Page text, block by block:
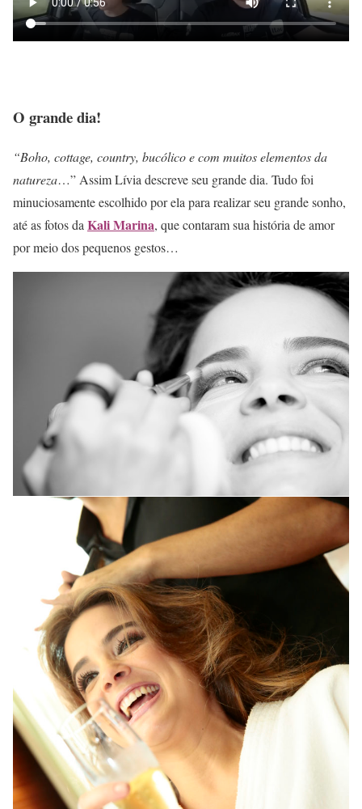
O grande dia!
“Boho, cottage, country, bucólico e com muitos elementos da
natureza…” Assim Lívia descreve seu grande dia. Tudo foi
minuciosamente escolhido por ela para realizar seu grande sonho,
até as fotos da Kali Marina, que contaram sua história de amor
por meio dos pequenos gestos…